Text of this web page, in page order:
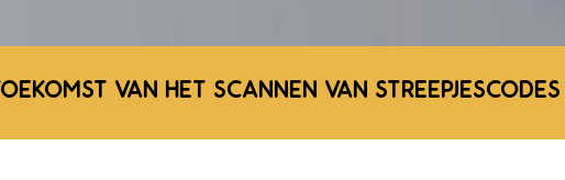
VAN HET SCANNEN VAN